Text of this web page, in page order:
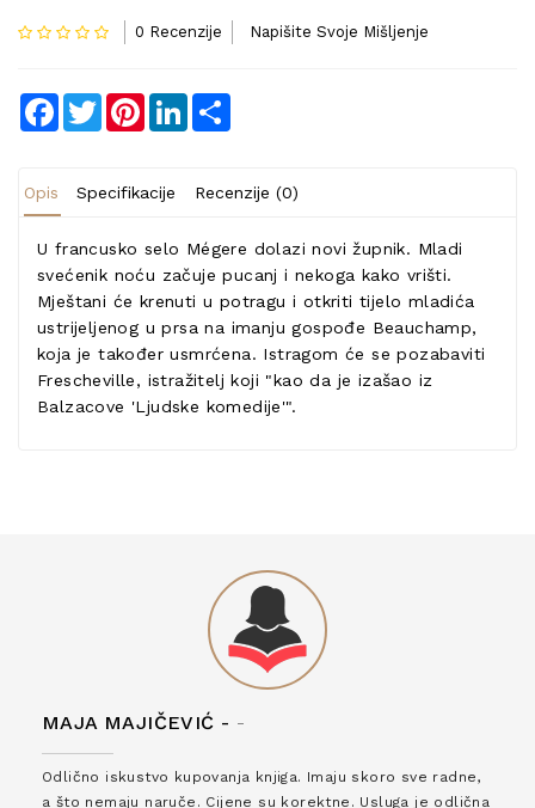
0 Recenzije Napišite Svoje Mišljenje
Facebook
TwitterPinterestLinkedIn
Opis Specifikacije Recenzije (0)
U francusko selo Mégere dolazi novi župnik. Mladi
svećenik noću začuje pucanj i nekoga kako vrišti.
Mještani će krenuti u potragu i otkriti tijelo mladića
ustrijeljenog u prsa na imanju gospođe Beauchamp,
koja je također usmrćena. Istragom će se pozabaviti
Frescheville, istražitelj koji "kao da je izašao iz
Balzacove 'Ljudske komedije'".
MAJA MAJIČEVIĆ - -
Odlično iskustvo kupovanja knjiga. Imaju skoro sve radne,
a što nemaju naruče. Cijene su korektne. Usluga je odlična